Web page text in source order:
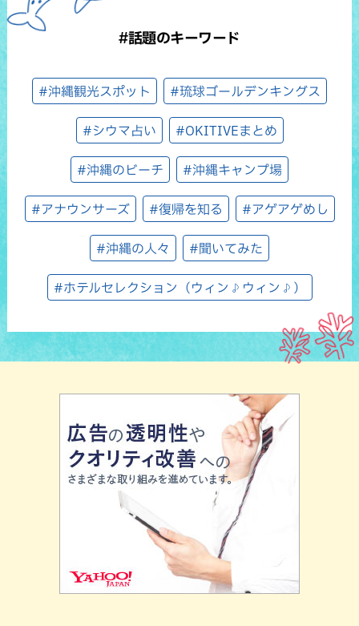
#話題のキーワード
#沖縄観光スポット #琉球ゴールデンキングス
#シウマ占い #OKITIVEまとめ
#沖縄のビーチ #沖縄キャンプ場
#アナウンサーズ #復帰を知る #アゲアゲめし
#沖縄の人々 #聞いてみた
#ホテルセレクション（ウィン♪ウィン♪）